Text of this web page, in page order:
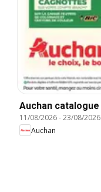
Auchan catalogue
11/08/2026-23/08/2026
Auchan